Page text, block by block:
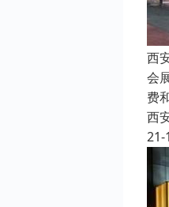
西
会
费
西
21-